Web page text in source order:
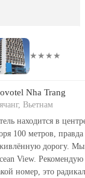
★★★★
Nha Trang
Вьетнам
находится в
100 метров,
дорогу. Мы
View. Рекомендую
номер, это